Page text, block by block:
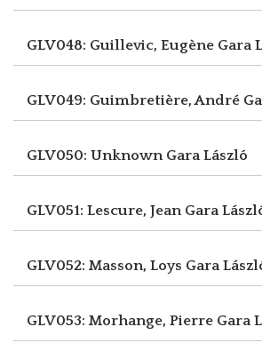
GLV048: Guillevic, Eugène Gara
GLV049: Guimbretière, André
GLV050: Unknown Gara László
GLV051: Lescure, Jean Gara
GLV052: Masson, Loys Gara
GLV053: Morhange, Pierre Gara